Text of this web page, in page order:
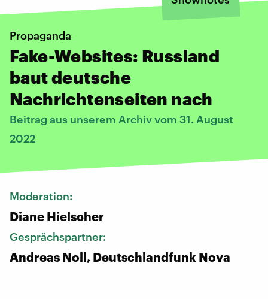
Propaganda
Fake-Websites: Russland
baut deutsche
Nachrichtenseiten nach
Beitrag aus unserem Archiv vom 31. August
2022
Moderation:
Diane Hielscher
Gesprächspartner:
Andreas Noll, Deutschlandfunk Nova